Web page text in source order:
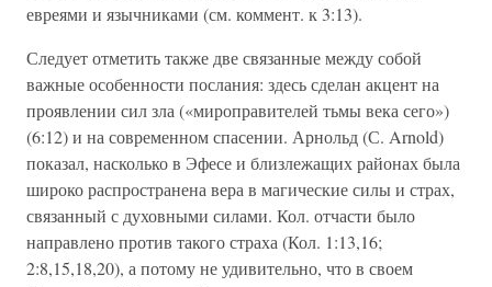
евреями и язычниками (см. коммент. к 3:13).
Следует отметить также две связанные между собой
важные особенности послания: здесь сделан акцент на
проявлении сил зла («мироправителей тьмы века сего»)
(6:12) и на современном спасении. Арнольд (С. Arnold)
показал, насколько в Эфесе и близлежащих районах была
широко распространена вера в магические силы и страх,
связанный с духовными силами. Кол. отчасти было
направлено против такого страха (Кол. 1:13,16;
2:8,15,18,20), а потому не удивительно, что в своем